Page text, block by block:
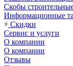
Скобы
Информационные
Скидки
Сервис и услуги
О компании
О компании
Отзывы